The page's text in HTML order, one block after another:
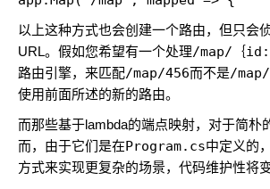
以上这种方式也会创建一个路由，但只会
URL。假如您希望有一个处理/map/｛
路由引擎，来匹配/map/456而不是/
使用前面所述的新的路由。
而那些基于lambda的端点映射，对于简朴
而，由于它们是在Program.cs中定义的
方式来实现更复杂的场景，代码维护性将